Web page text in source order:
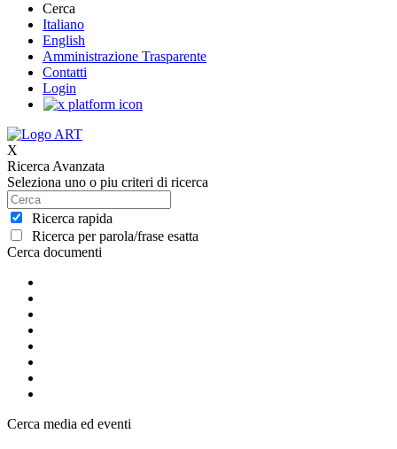
Cerca
Italiano
English
Amministrazione Trasparente
Contatti
Login
X
Ricerca Avanzata
Seleziona uno o piu criteri di ricerca
Ricerca rapida
Ricerca per parola/frase esatta
Cerca documenti
Cerca media ed eventi